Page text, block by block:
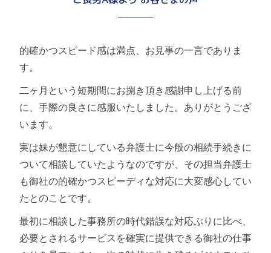
的確かつスピード感は満点、お見事の一言でありま
す。
二ヶ月という短期間にお捌き頂き感謝申し上げる前
に、手際の良さに感服いたしました。ありがとうござ
います。
実は妹が懇意にしている弁護士に今般の相続手続きに
ついて相談していたようなのですが、その担当弁護士
も御社の的確かつスピーディな対応に大変感心してい
たとのことです。
最初に相談した事務所の時代錯誤な対応ぶりに比べ、
必要とされるサービスを確実に提供できる御社の仕事